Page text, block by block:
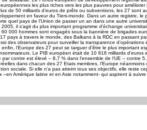
les plus riches vers les plus pauvres pour
de 50 milliards d’euros de prêts ou subventions, les 27 sont
en faveur du Tiers-monde. Dans un autre registre, le
quel pays de l’Union de passer un an dans une autre
il s’agit du plus important programme d’échange
000 hommes sont engagés sous la bannière de brigades
pays à travers le monde, des Balkans à la RDC en passant
des observateurs pour surveiller la transparence d’opérations
l’Europe des 27 peut se targuer d’être le plus important
Le PIB européen était de 10 816 milliards
contre est élevé – 8,7 % dans l’ensemble de l’UE – contre
dans chacun des 27 Etats membres, l’Europe
sociale. Si elle n’a pas atteint tous ses objectifs, elle reste
–en Amérique latine et en Asie notamment- qui aspirent à suivre